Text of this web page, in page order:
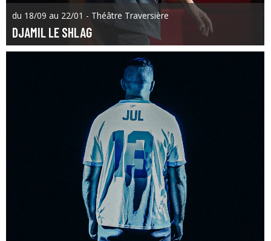
du 18/09 au 22/01 - Théâtre Traversière
DJAMIL LE SHLAG